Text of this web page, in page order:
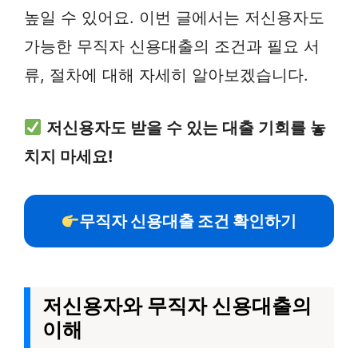
높일 수 있어요. 이번 글에서는 저신용자도
가능한 무직자 신용대출의 조건과 필요 서
류, 절차에 대해 자세히 알아보겠습니다.
저신용자도 받을 수 있는 대출 기회를 놓
치지 마세요!
무직자 신용대출 조건 확인하기
저신용자와 무직자 신용대출의
이해